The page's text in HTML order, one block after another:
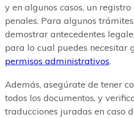
y en algunos casos, un
penales. Para algunos
demostrar antecedentes
para lo cual puedes necesitar
permisos administrativos.
Además, asegúrate de tener
todos los documentos, y
traducciones juradas en caso